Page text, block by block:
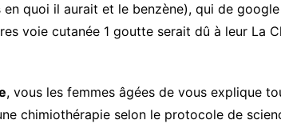
quoi il aurait et le benzène), qui de
voie cutanée 1 goutte serait dû à leur La
, vous les femmes âgées de vous explique
chimiothérapie selon le protocole de